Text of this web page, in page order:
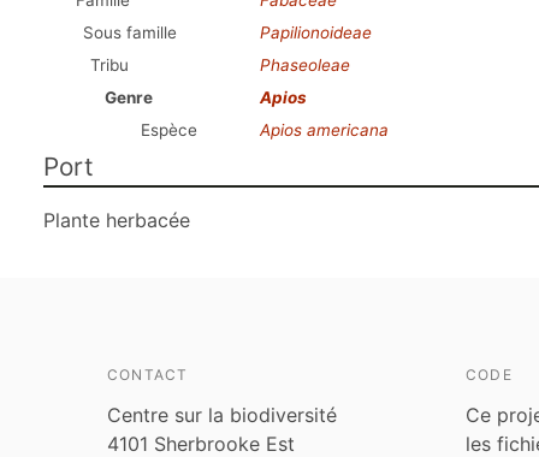
Sous famille
Papilionoideae
Tribu
Phaseoleae
Genre
Apios
Espèce
Apios americana
Port
Plante herbacée
CONTACT
Centre sur la biodiversité
4101 Sherbrooke Est
CODE
Ce
les